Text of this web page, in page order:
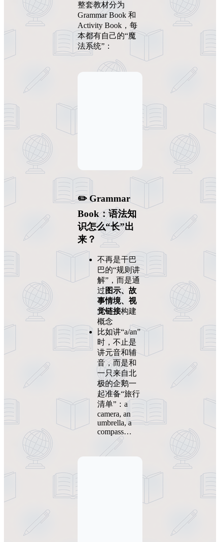
整套教材分为
Grammar Book 和
Activity Book，每
本都有自己的“魔
法系统”：
✏️ Grammar
Book：语法知
识怎么“长”出
来？
不再是干巴
巴的“规则讲
解”，而是通
过 图示、故
事情境、视
觉链接构建
概念
比如讲“a/an”
时，不止是
讲元音和辅
音，而是和
一只来自北
极的企鹅一
起准备“旅行
清单”：a
camera, an
umbrella, a
compass…